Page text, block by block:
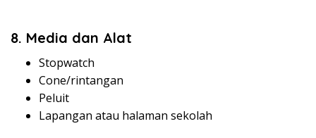
8. Media dan Alat
Stopwatch
Cone/rintangan
Peluit
Lapangan atau halaman sekolah